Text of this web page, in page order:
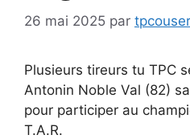
26 mai 2025 par
Plusieurs tireurs tu TPC
Antonin Noble Val (82)
pour participer au
T.A.R.